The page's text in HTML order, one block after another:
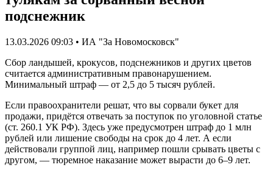
подснежник
13.03.2026 09:03 • ИА "За Новомосковск"
Сбор ландышей, крокусов, подснежников и других цветов
считается административным правонарушением.
Минимальный штраф — от 2,5 до 5 тысяч рублей.
Если правоохранители решат, что вы сорвали букет для
продажи, придётся отвечать за поступок по уголовной статье
(ст. 260.1 УК РФ). Здесь уже предусмотрен штраф до 1 млн
рублей или лишение свободы на срок до 4 лет. А если
действовали группой лиц, например пошли срывать цветы с
другом, — тюремное наказание может вырасти до 6–9 лет.